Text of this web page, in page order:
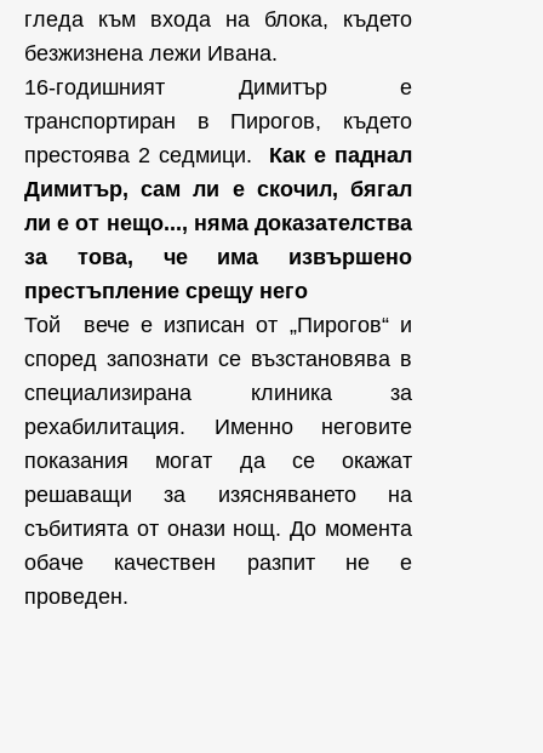
гледа към входа на блока, където
безжизнена лежи Ивана.
16-годишният Димитър е
транспортиран в Пирогов, където
престоява 2 седмици. Как е паднал
Димитър, сам ли е скочил, бягал
ли е от нещо..., няма доказателства
за това, че има извършено
престъпление срещу него
Той вече е изписан от „Пирогов“ и
според запознати се възстановява в
специализирана клиника за
рехабилитация. Именно неговите
показания могат да се окажат
решаващи за изясняването на
събитията от онази нощ. До момента
обаче качествен разпит не е
проведен.